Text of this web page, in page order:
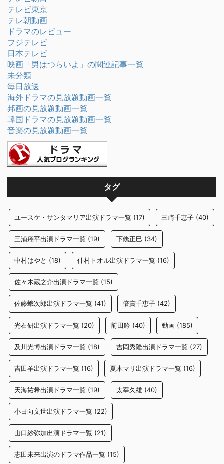
テレビ東京
テレ朝動画
ドラマのレビュー
フジテレビ
日本テレビ
映画「男はつらいよ」の関連記事一覧
未分類
毎日放送
海外ドラマの見放題動画一覧
邦画の見放題動画一覧
韓国ドラマの見放題動画一覧
音楽の見放題動画一覧
タグ
ユースケ・サンタマリア出演ドラマ一覧 (17) 三崎千恵子 (40)
三浦翔平出演ドラマ一覧 (19) 下絛正巳 (34)
中村はやと (18) 仲村トオル出演ドラマ一覧 (16)
佐々木蔵之介出演ドラマ一覧 (15)
佐藤蛾次郎出演ドラマ一覧 (41) 倍賞千恵子 (42)
光石研出演ドラマ一覧 (20) 前田吟 (40) 動画 (185)
及川光博出演ドラマ一覧 (18) 吉岡秀隆出演ドラマ一覧 (27)
吉田羊出演ドラマ一覧 (16) 夏木マリ出演ドラマ一覧 (16)
天海祐希出演ドラマ一覧 (19) 太宰久雄 (40)
小日向文世出演ドラマ一覧 (22)
山口紗弥加出演ドラマ一覧 (21)
志田未来出演のドラマ作品一覧 (15)